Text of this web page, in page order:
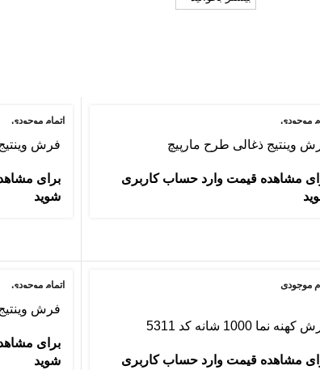
موجودی
وینتیج ذغالی طرح مارپیچ
مشاهده قیمت وارد حساب کاربری
اتمام موجودی
فرش
برای
شوید
موجودی
نما 1000 شانه کد 5311
مشاهده قیمت وارد حساب کاربری
اتمام موجودی
فرش
برای
شوید